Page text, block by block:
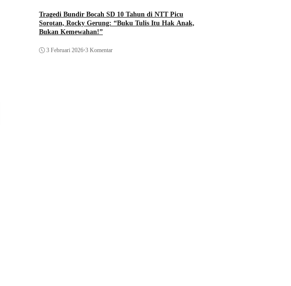
Tragedi Bundir Bocah SD 10 Tahun di NTT Picu
Sorotan, Rocky Gerung: “Buku Tulis Itu Hak Anak,
Bukan Kemewahan!”
3 Februari 2026•3 Komentar